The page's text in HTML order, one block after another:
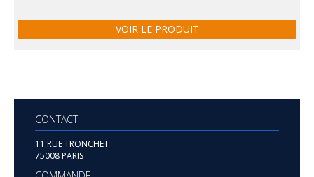
VOIR LE PRODUIT
CONTACT
11 RUE TRONCHET
75008 PARIS